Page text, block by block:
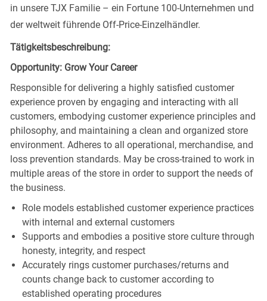
in unsere TJX Familie – ein Fortune 100-Unternehmen und
der weltweit führende Off-Price-Einzelhändler.
Tätigkeitsbeschreibung:
Opportunity: Grow Your Career
Responsible for delivering a highly satisfied customer
experience proven by engaging and interacting with all
customers, embodying customer experience principles and
philosophy, and maintaining a clean and organized store
environment. Adheres to all operational, merchandise, and
loss prevention standards. May be cross-trained to work in
multiple areas of the store in order to support the needs of
the business.
Role models established customer experience practices
with internal and external customers
Supports and embodies a positive store culture through
honesty, integrity, and respect
Accurately rings customer purchases/returns and
counts change back to customer according to
established operating procedures